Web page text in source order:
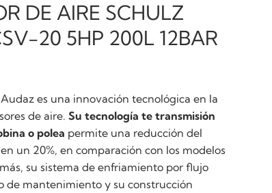
DE AIRE SCHULZ
20 5HP 200L 12BAR
es una innovación tecnológica en la
de aire.Su tecnología te transmisión
o polea permite una reducción del
un 20%, en comparación con los modelos
su sistema de enfriamiento por flujo
de mantenimiento y su construcción